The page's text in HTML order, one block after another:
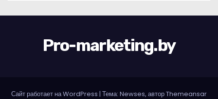
Pro-marketing.by
Сайт работает на WordPress | Тема: Newses, авторThemeansar